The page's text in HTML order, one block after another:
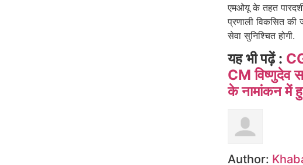
एमओयू के तहत
प्रणाली विकसित की
सेवा सुनिश्चित होगी.
यह भी पढ़ें :
CM विष्णुदेव
के नामांकन में
Author: